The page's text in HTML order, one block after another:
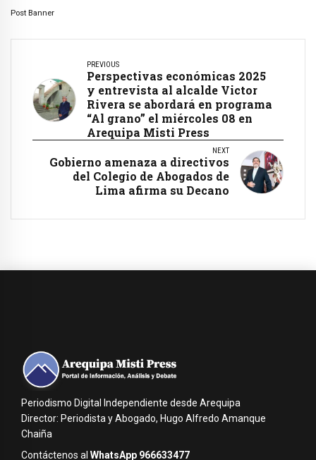
Post Banner
PREVIOUS
Perspectivas económicas 2025
y entrevista al alcalde Victor
Rivera se abordará en programa
“Al grano” el miércoles 08 en
Arequipa Misti Press
NEXT
Gobierno amenaza a directivos
del Colegio de Abogados de
Lima afirma su Decano
Periodismo Digital Independiente desde Arequipa
Director: Periodista y Abogado, Hugo Alfredo Amanque
Chaiña
Contáctenos al WhatsApp 966633477